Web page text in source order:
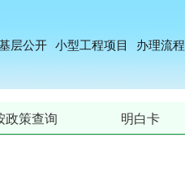
层公开 小型工程项目 办理流程
政策查询 明白卡